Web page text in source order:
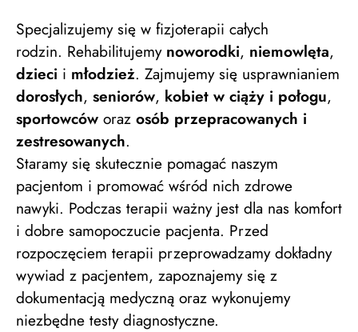
Specjalizujemy się w fizjoterapii całych
rodzin. Rehabilitujemy noworodki, niemowlęta,
dzieci i młodzież. Zajmujemy się usprawnianiem
dorosłych, seniorów, kobiet w ciąży i połogu,
sportowców oraz osób przepracowanych i
zestresowanych.
Staramy się skutecznie pomagać naszym
pacjentom i promować wśród nich zdrowe
nawyki. Podczas terapii ważny jest dla nas komfort
i dobre samopoczucie pacjenta. Przed
rozpoczęciem terapii przeprowadzamy dokładny
wywiad z pacjentem, zapoznajemy się z
dokumentacją medyczną oraz wykonujemy
niezbędne testy diagnostyczne.